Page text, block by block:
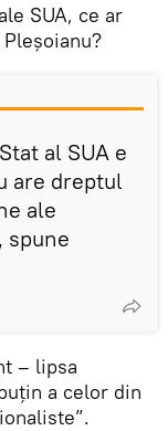
SUA, ce ar
al SUA e
are dreptul
ale
spune
– lipsa
a celor din